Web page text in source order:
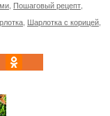
Пошаговый рецепт
Шарлотка с корицей